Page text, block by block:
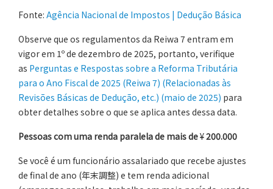
Fonte: Agência Nacional de Impostos | Dedução Básica
Observe que os regulamentos da Reiwa 7 entram em
vigor em 1º de dezembro de 2025, portanto, verifique
as Perguntas e Respostas sobre a Reforma Tributária
para o Ano Fiscal de 2025 (Reiwa 7) (Relacionadas às
Revisões Básicas de Dedução, etc.) (maio de 2025) para
obter detalhes sobre o que se aplica antes dessa data.
Pessoas com uma renda paralela de mais de¥200.000
Se você é um funcionário assalariado que recebe ajustes
de final de ano (年末調整) e tem renda adicional